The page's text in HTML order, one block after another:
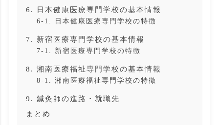
6. 日本健康医療専門学校の基本情報
6-1. 日本健康医療専門学校の特徴
7. 新宿医療専門学校の基本情報
7-1. 新宿医療専門学校の特徴
8. 湘南医療福祉専門学校の基本情報
8-1. 湘南医療福祉専門学校の特徴
9. 鍼灸師の進路・就職先
まとめ